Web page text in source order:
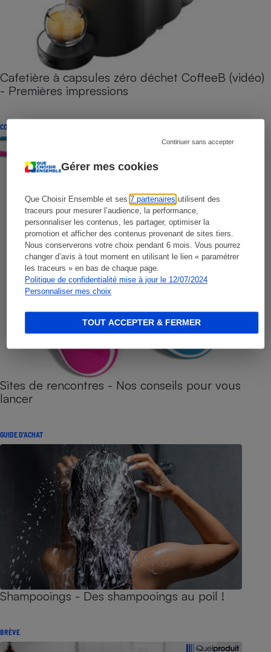
Gérer mes cookies
Que Choisir Ensemble et ses7 partenaires utilisent des
traceurs pour mesurer l’audience, la performance,
personnaliser les contenus, les partager, optimiser la
promotion et afficher des contenus provenant de sites tiers.
Nous conserverons votre choix pendant 6 mois. Vous pourrez
changer d’avis à tout moment en utilisant le lien « paramétrer
les traceurs » en bas de chaque page.
Politique de confidentialité mise à jour le 12/07/2024
Personnaliser mes choix
Continuer sans accepter
TOUT ACCEPTER & FERMER
Cafetière à capsules zéro déchet CoffeeB (vidéo)
- Premières impressions
CONSEILS
Sites de rencontres - Nos conseils pour vous
lancer
GUIDE D'ACHAT
Shampooings - Des shampooings au poil !
BRÈVE